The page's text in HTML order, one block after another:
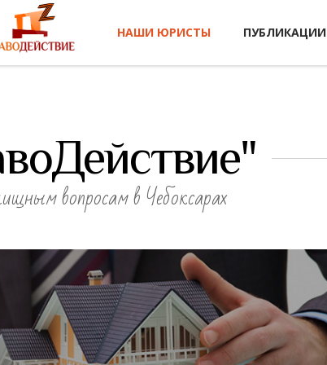
НАШИ ЮРИСТЫ ПУБЛИКАЦИИ
вопросам в Чебоксарах